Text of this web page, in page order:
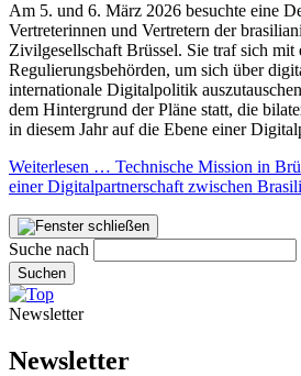
Am 5. und 6. März 2026 besuchte eine
Vertreterinnen und Vertretern der
Zivilgesellschaft Brüssel. Sie traf sich mit
Regulierungsbehörden, um sich über
internationale Digitalpolitik
dem Hintergrund der Pläne statt, die
in diesem Jahr auf die Ebene einer
Weiterlesen … Technische Mission in
einer Digitalpartnerschaft zwischen
Suche nach
Suchen
Newsletter
Newsletter